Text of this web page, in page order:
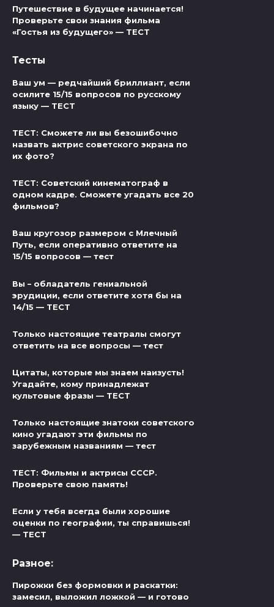
Путешествие в будущее начинается!
Проверьте свои знания фильма
«Гостья из будущего» — ТЕСТ
Тесты
Ваш ум — редчайший бриллиант, если
осилите 15/15 вопросов по русскому
языку — ТЕСТ
ТЕСТ: Сможете ли вы безошибочно
назвать актрис советского экрана по
их фото?
ТЕСТ: Советский кинематограф в
одном кадре. Сможете угадать все 20
фильмов?
Ваш кругозор размером с Млечный
Путь, если оперативно ответите на
15/15 вопросов — тест
Вы – обладатель гениальной
эрудиции, если ответите хотя бы на
14/15 — ТЕСТ
Только настоящие театралы смогут
ответить на все вопросы — тест
Цитаты, которые мы знаем наизусть!
Угадайте, кому принадлежат
культовые фразы — ТЕСТ
Только настоящие знатоки советского
кино угадают эти фильмы по
зарубежным названиям — тест
ТЕСТ: Фильмы и актрисы СССР.
Проверьте свою память!
Если у тебя всегда были хорошие
оценки по географии, ты справишься!
— ТЕСТ
Разное:
Пирожки без формовки и раскатки:
замесил, выложил ложкой — и готово